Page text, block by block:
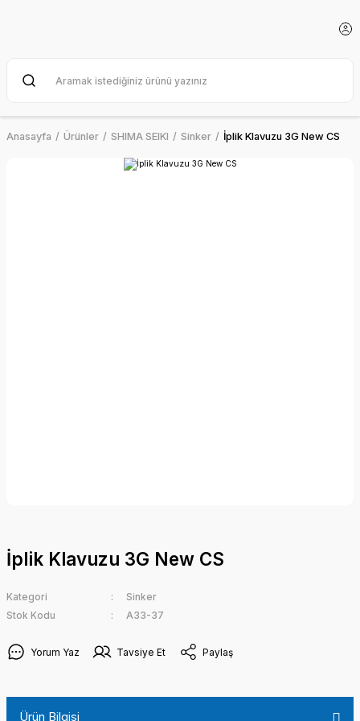
Anasayfa Ürünler SHIMA SEIKI Sinker İplik Klavuzu 3G New CS
İplik Klavuzu 3G New CS
Kategori
Sinker
Stok Kodu
A33-37
Yorum Yaz Tavsiye Et Paylaş
Ürün Bilgisi